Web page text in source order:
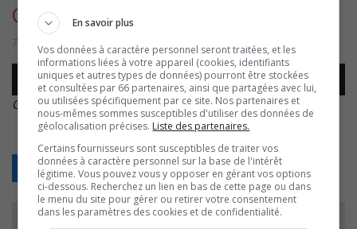
Corina Bastiani – Dépôt bulletin –
7 octobre 2022 | Par Sylvain Rochon
Lecteur
audio
00:00
Corina Bastiani – Dépôt bulletin –.
Retour
En savoir plus
Vos données à caractère personnel seront traitées, et les
informations liées à votre appareil (cookies, identifiants
uniques et autres types de données) pourront être stockées
et consultées par 66 partenaires, ainsi que partagées avec lui,
ou utilisées spécifiquement par ce site. Nos partenaires et
nous-mêmes sommes susceptibles d'utiliser des données de
géolocalisation précises. Liste des partenaires.
Certains fournisseurs sont susceptibles de traiter vos
données à caractère personnel sur la base de l'intérêt
légitime. Vous pouvez vous y opposer en gérant vos options
ci-dessous. Recherchez un lien en bas de cette page ou dans
le menu du site pour gérer ou retirer votre consentement
dans les paramètres des cookies et de confidentialité.